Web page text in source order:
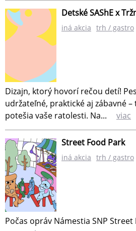
Detské SAShE x
iná akcia trh / gastro
Dizajn, ktorý hovorí rečou detí!
udržateľné, praktické aj zábavné
potešia vaše ratolesti. Na...
viac
Street Food Park
iná akcia trh / gastro
Počas opráv Námestia SNP